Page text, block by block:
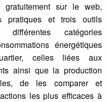
gratuitement sur le web,
pratiques et trois outils
différentes catégories
énergétiques
celles liées aux
ainsi que la production
de les comparer et
les plus efficaces à